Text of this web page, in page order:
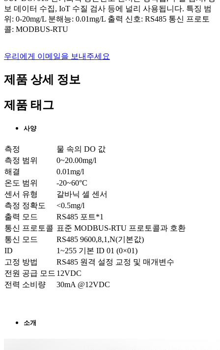
보 데이터 수집, IoT 수질 검사 등에 널리 사용됩니다. 특징 범
위: 0-20mg/L 분해능: 0.01mg/L 출력 신호: RS485 통신 프로토
콜: MODBUS-RTU
우리에게 이메일을 보내주세요
제품 상세 정보
제품 태그
사양
측정
물 속의 DO 값
측정 범위
0~20.00mg/l
해결
0.01mg/l
온도 범위
-20~60°C
센서 유형
갈바닉 셀 센서
측정 정확도
<0.5mg/l
출력 모드
RS485 포트*1
통신 프로토콜 표준 MODBUS-RTU 프로토콜과 호환
통신 모드
RS485 9600,8,1,N(기본값)
ID
1~255 기본 ID 01 (0×01)
고정 방법
RS485 원격 설정 교정 및 매개변수
전원 공급 모드 12VDC
전력 소비량
30mA @12VDC
소개